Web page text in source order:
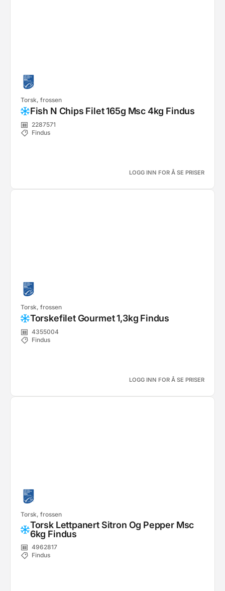
Torsk, frossen
Fish N Chips Filet 165g Msc 4kg Findus
2287571
Findus
LOGG INN FOR Å SE PRISER
Torsk, frossen
Torskefilet Gourmet 1,3kg Findus
4355004
Findus
LOGG INN FOR Å SE PRISER
Torsk, frossen
Torsk Lettpanert Sitron Og Pepper Msc
6kg Findus
4962817
Findus